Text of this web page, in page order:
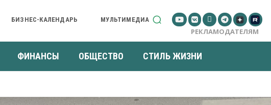
БИЗНЕС-КАЛЕНДАРЬ МУЛЬТИМЕДИА
РЕКЛАМОДАТЕЛЯМ
ФИНАНСЫ ОБЩЕСТВО СТИЛЬ ЖИЗНИ